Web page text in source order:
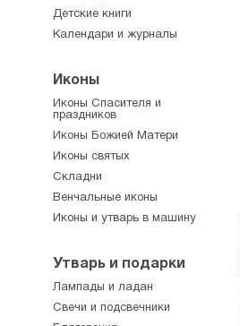
Детские книги
Календари и журналы
Иконы
Иконы Спасителя и
праздников
Иконы Божией Матери
Иконы святых
Складни
Венчальные иконы
Иконы и утварь в машину
Утварь и подарки
Лампады и ладан
Свечи и подсвечники